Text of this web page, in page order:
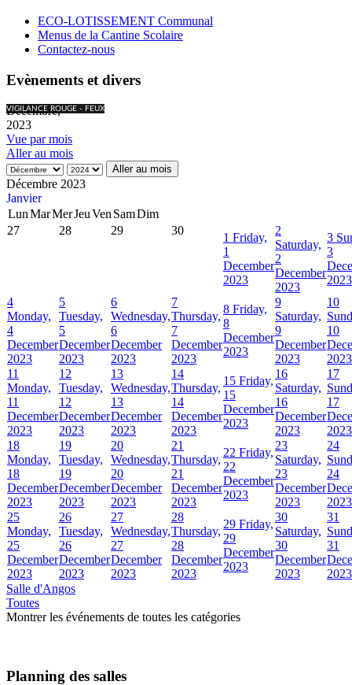
ECO-LOTISSEMENT Communal
Menus de la Cantine Scolaire
Contactez-nous
Evènements et divers
VIGILANCE ROUGE - FEUX
Décembre,
2023
Vue par mois
Aller au mois
Aller au mois
Décembre 2023
Janvier
LunMarMerJeuVen SamDim
27
28 29 30
1 Friday,
1
December
2023
2
Saturday,
2
December
2023
3
3
2023
4
Monday,
4
December
2023
5
Tuesday,
5
December
2023
6
Wednesday,
6
December
2023
7
Thursday,
7
December
2023
8 Friday,
8
December
2023
9
Saturday,
9
December
2023
10
10
2023
11
Monday,
11
December
2023
12
Tuesday,
12
December
2023
13
Wednesday,
13
December
2023
14
Thursday,
14
December
2023
15 Friday,
15
December
2023
16
Saturday,
16
December
2023
17
17
2023
18
Monday,
18
December
2023
19
Tuesday,
19
December
2023
20
Wednesday,
20
December
2023
21
Thursday,
21
December
2023
22 Friday,
22
December
2023
23
Saturday,
23
December
2023
24
24
2023
25
Monday,
25
December
2023
26
Tuesday,
26
December
2023
27
Wednesday,
27
December
2023
28
Thursday,
28
December
2023
29 Friday,
29
December
2023
30
Saturday,
30
December
2023
31
31
2023
Salle d'Angos
Toutes
Montrer les événements de toutes les catégories
Planning des salles